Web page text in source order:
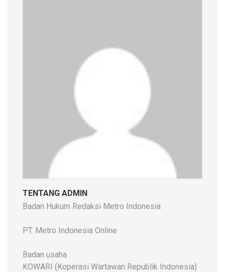
TENTANG ADMIN
Badan Hukum Redaksi Metro Indonesia
PT. Metro Indonesia Online
Badan usaha :
KOWARI (Koperasi Wartawan Republik Indonesia)